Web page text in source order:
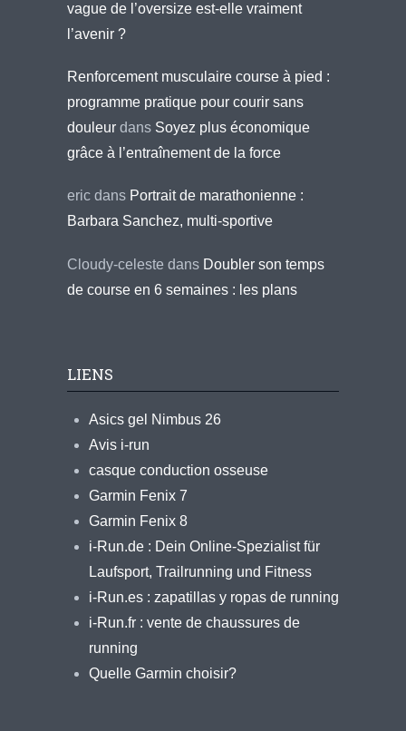
vague de l’oversize est-elle vraiment
l’avenir ?
Renforcement musculaire course à pied :
programme pratique pour courir sans
douleur dans Soyez plus économique
grâce à l’entraînement de la force
eric dans Portrait de marathonienne :
Barbara Sanchez, multi-sportive
Cloudy-celeste dans Doubler son temps
de course en 6 semaines : les plans
LIENS
Asics gel Nimbus 26
Avis i-run
casque conduction osseuse
Garmin Fenix 7
Garmin Fenix 8
i-Run.de : Dein Online-Spezialist für
Laufsport, Trailrunning und Fitness
i-Run.es : zapatillas y ropas de running
i-Run.fr : vente de chaussures de
running
Quelle Garmin choisir?